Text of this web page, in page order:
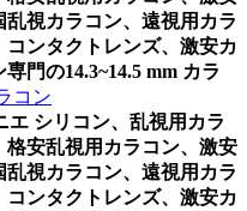
視カラコン、遠視用カラ
コンタクトレンズ、激安カ
門の14.3~14.5 mm カラ
コン
エ シリコン、乱視用カラ
格安乱視用カラコン、激安
視カラコン、遠視用カラ
コンタクトレンズ、激安カ